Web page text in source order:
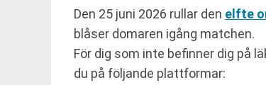
Den 25 juni 2026 rullar den elfte
blåser domaren igång matchen.
För dig som inte befinner dig på
du på följande plattformar: